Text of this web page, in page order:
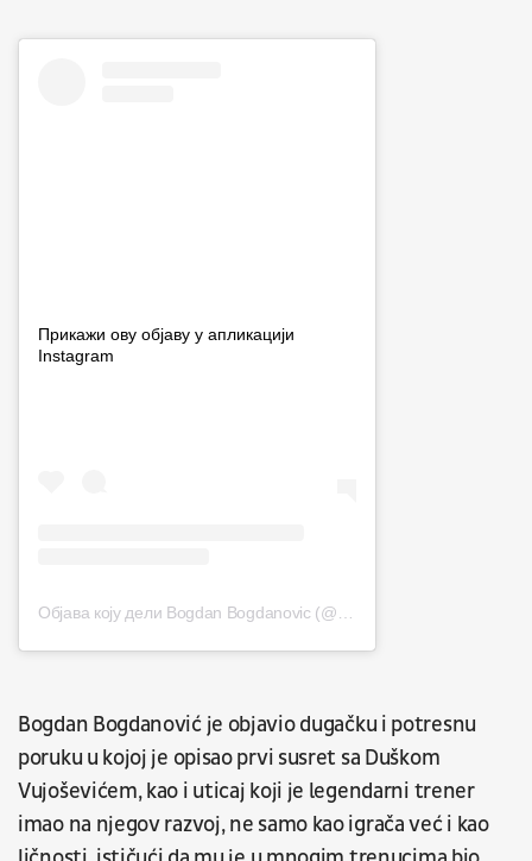
Прикажи ову објаву у апликацији
Instagram
Објава коју дели Bogdan Bogdanovic (@bogdanbogdanovic)
Bogdan Bogdanović je objavio dugačku i potresnu
poruku u kojoj je opisao prvi susret sa Duškom
Vujoševićem, kao i uticaj koji je legendarni trener
imao na njegov razvoj, ne samo kao igrača već i kao